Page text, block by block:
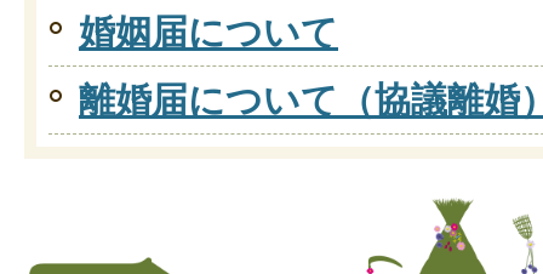
婚姻届について
離婚届について（協議離婚